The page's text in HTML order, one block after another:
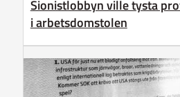
Sionistlobbyn ville tysta
i arbetsdomstolen